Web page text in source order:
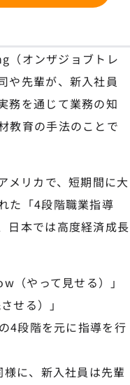
オンザジョブトレ
や先輩が、新入社員
務を通じて業務の知
教育の手法のことで
メリカで、短期間に大
た「4段階職業指導
日本では高度経済成長
（やって見せる）」
せる）」
4段階を元に指導を行
に、新入社員は先輩